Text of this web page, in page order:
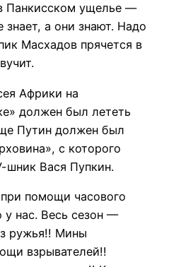
Панкисском ущелье —
знает, а они знают. Надо
Масхадов прячется в
Африки на
должен был лететь
Путин должен был
с которого
шник Вася Пупкин.
помощи часового
нас. Весь сезон —
ружья!! Мины
взрывателей!!